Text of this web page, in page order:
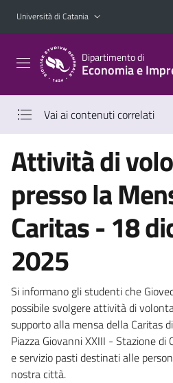
Vai al contenuto principale
Vai al menu di navigazione
Università di Catania
Dipartimento di
Economia e
Vai ai contenuti correlati
Attività di
presso la
Caritas - 18
2025
Si informano gli studenti che
possibile svolgere attività di
supporto alla mensa della Caritas
Piazza Giovanni XXIII - Stazione di
e servizio pasti destinati alle
nostra città.